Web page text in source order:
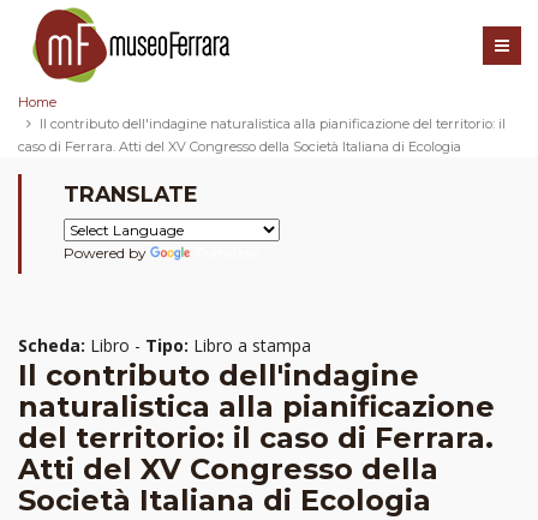
Home
Il contributo dell'indagine naturalistica alla pianificazione del territorio: il
caso di Ferrara. Atti del XV Congresso della Società Italiana di Ecologia
TRANSLATE
Powered by
Scheda: Libro - Tipo: Libro a stampa
Il contributo dell'indagine
naturalistica alla pianificazione
del territorio: il caso di Ferrara.
Atti del XV Congresso della
Società Italiana di Ecologia